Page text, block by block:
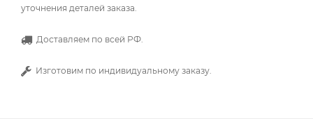
уточнения деталей заказа.
Доставляем по всей РФ.
Изготовим по индивидуальному заказу.